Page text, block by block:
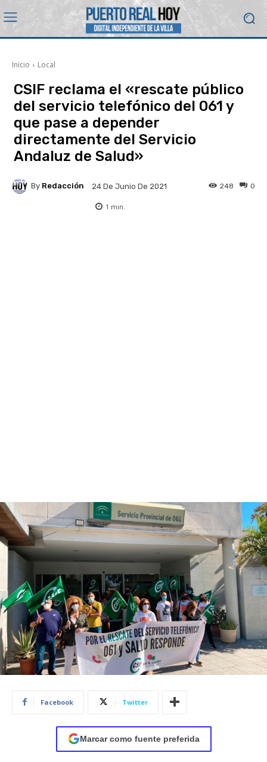
Inicio Local
CSIF reclama el «rescate público
del servicio telefónico del 061 y
que pase a depender
directamente del Servicio
Andaluz de Salud»
By Redacción 24 De Junio De 2021 0
248
1 min.
Facebook Twitter
Marcar como fuente preferida